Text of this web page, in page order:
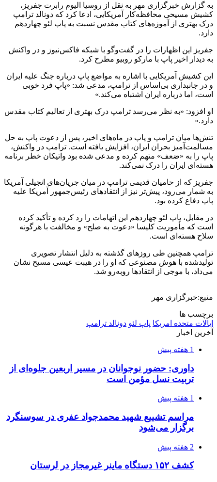
به گزارش خبرگزاری مهر به نقل از روسیا الیوم رابرت جفریز،
کشیش مسیحی محافظه‌کار آمریکایی، ادعا کرد که دونالد ترامپ
درک بهتری از آموزه‌های کتاب مقدس نسبت به پاپ لئو چهاردهم
دارد.
جفریز این اظهارات را در گفت‌وگو با شبکه فاکس‌نیوز و در واکنش
به دیدار اخیر پاپ با مارکو روبیو مطرح کرد.
این کشیش آمریکایی با اشاره به مواضع پاپ درباره جنگ علیه ایران
و در جانبداری بی‌اساس از ترامپ، مدعی شد: «پاپ فرد خوبی
است، اما درباره ایران اشتباه می‌کند.»
او افزود: «به نظر می‌رسد ترامپ درک بهتری از تعالیم کتاب مقدس
دارد.»
تنش‌ها میان ترامپ و پاپ در ماه‌های اخیر، پس از دعوت پاپ به حل
مسالمت‌آمیز بحران ایران، افزایش یافته است. ترامپ در واکنش،
پاپ را به «ضعف» متهم کرده و مدعی شده بود واتیکان خطر برنامه
هسته‌ای ایران را درک نمی‌کند.
جفریز که از حامیان قدیمی ترامپ در میان جریان‌های انجیلی آمریکا
به شمار می‌رود، پیش‌تر نیز از انتقادهای رئیس‌جمهور آمریکا علیه
پاپ دفاع کرده بود.
در مقابل، پاپ لئو چهاردهم این اتهامات را رد کرده و تأکید کرده
است که مأموریت کلیسا «دعوت به صلح» و مخالفت با هرگونه
سلاح هسته‌ای است.
ترامپ همچنین طی روزهای گذشته به دلیل انتشار تصویری
تولیدشده با هوش مصنوعی که او را در هیبت عیسی مسیح نشان
می‌داد، با موجی از انتقادها روبه‌رو شد.
منبع:خبرگزاری مهر
برچسب ها
ایالات متحده امریکا پاپ لئو دونالد ترامپ
آخرین اخبار
1 هفته پیش
داوری: حضور نوجوانان در مسیر اربعین جلوه‌ای از
تربیت نسل مؤمن است
1 هفته پیش
مراسم تشییع شهید محمدجواد عفری در سوسنگرد
برگزار می‌شود
2 هفته پیش
کشف ۱۵۲ دستگاه ماینر غیرمجاز در لرستان